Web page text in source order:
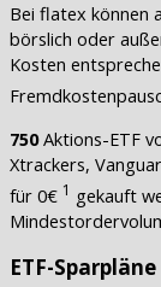
Bei flatex können
börslich oder
Kosten
750Aktions-ETF
Xtrackers,
für 0€ 1 gekauft
ETF-Sparpläne